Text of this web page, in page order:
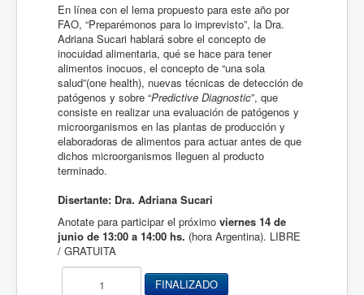
En línea con el lema propuesto para este año por
FAO, “Preparémonos para lo imprevisto”, la Dra.
Adriana Sucari hablará sobre el concepto de
inocuidad alimentaria, qué se hace para tener
alimentos inocuos, el concepto de “una sola
salud”(one health), nuevas técnicas de detección de
patógenos y sobre “Predictive Diagnostic”, que
consiste en realizar una evaluación de patógenos y
microorganismos en las plantas de producción y
elaboradoras de alimentos para actuar antes de que
dichos microorganismos lleguen al producto
terminado.
Disertante: Dra. Adriana Sucari
Anotate para participar el próximo viernes 14 de
junio de 13:00 a 14:00 hs. (hora Argentina). LIBRE
/ GRATUITA